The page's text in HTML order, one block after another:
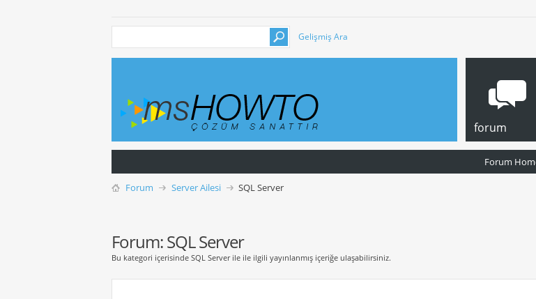
Gelişmiş Ara
forum
Forum
Forum Server Ailesi SQL Server
Forum:SQL Server
Bu kategori içerisinde SQL Server ile ile ilgili yayınlanmış içeriğe ulaşabilirsiniz.